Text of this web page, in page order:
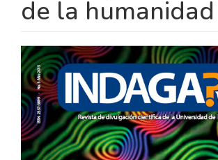
de la humanidad
BARRA
LATERAL
DEL
ARTÍCULO